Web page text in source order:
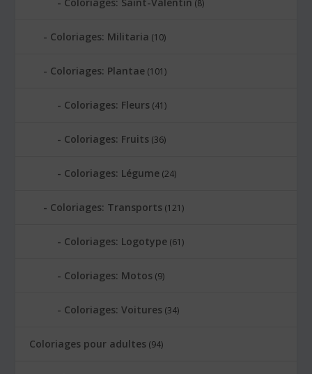
(8)
Coloriages: Militaria (10)
Coloriages: Plantae (101)
Coloriages: Fleurs (41)
Coloriages: Fruits (36)
Coloriages: Légume (24)
Coloriages: Transports (121)
Coloriages: Logotype (61)
Coloriages: Motos (9)
Coloriages: Voitures (34)
Coloriages pour adultes (94)